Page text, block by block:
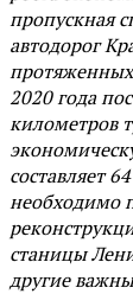
пропускная
автодорог
протяженных
2020 года
километров
составляет
необходимо
станицы
другие